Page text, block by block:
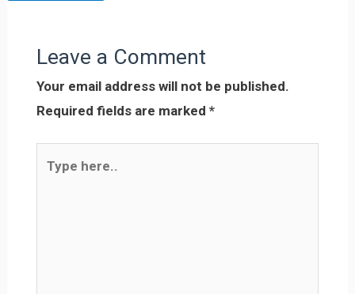
Leave a Comment
Your email address will not be published.
Required fields are marked *